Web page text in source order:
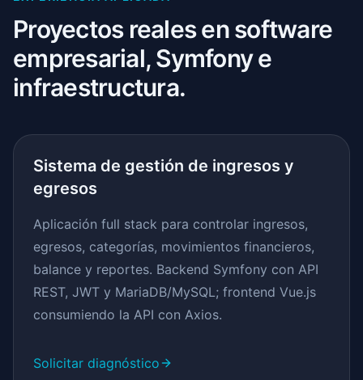
Proyectos reales en software
empresarial, Symfony e
infraestructura.
Sistema de gestión de ingresos y
egresos
Aplicación full stack para controlar ingresos,
egresos, categorías, movimientos financieros,
balance y reportes. Backend Symfony con API
REST, JWT y MariaDB/MySQL; frontend Vue.js
consumiendo la API con Axios.
Solicitar diagnóstico